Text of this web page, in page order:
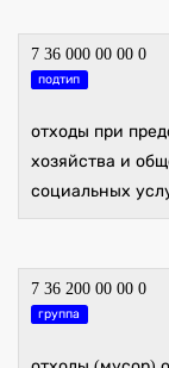
7 36 000 00 00 0
подтип
отходы при
хозяйства и
социальных
7 36 200 00 00 0
группа